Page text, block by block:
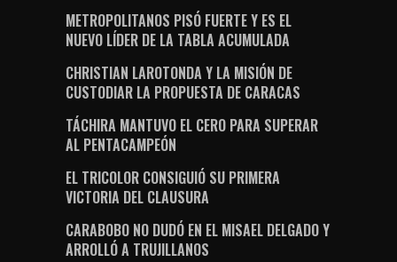
METROPOLITANOS PISÓ FUERTE Y ES EL
NUEVO LÍDER DE LA TABLA ACUMULADA
CHRISTIAN LAROTONDA Y LA MISIÓN DE
CUSTODIAR LA PROPUESTA DE CARACAS
TÁCHIRA MANTUVO EL CERO PARA SUPERAR
AL PENTACAMPEÓN
EL TRICOLOR CONSIGUIÓ SU PRIMERA
VICTORIA DEL CLAUSURA
CARABOBO NO DUDÓ EN EL MISAEL DELGADO Y
ARROLLÓ A TRUJILLANOS